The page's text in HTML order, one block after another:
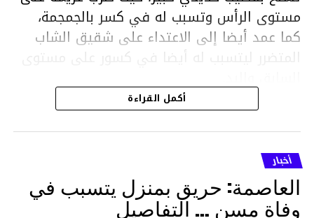
مستوى الرأس وتسبب له في كسر بالجمجمة،
كما عمد أيضا إلى الاعتداء على شقيق الشاب
المتضرر ليتسبب له أيضا في كسور على مستوى
هذا وقد تمكن أعوان مركز الأمن الوطني بحي
هلال في توقيت قياسي من محاصرة المشتبه به
والقبض عليه وإحالته على التحقيق في خصوص
ما نُسبه إليه.
أكمل القراءة
أخبار
العاصمة: حريق بمنزل يتسبب في
وفاة مسن … التفاصيل